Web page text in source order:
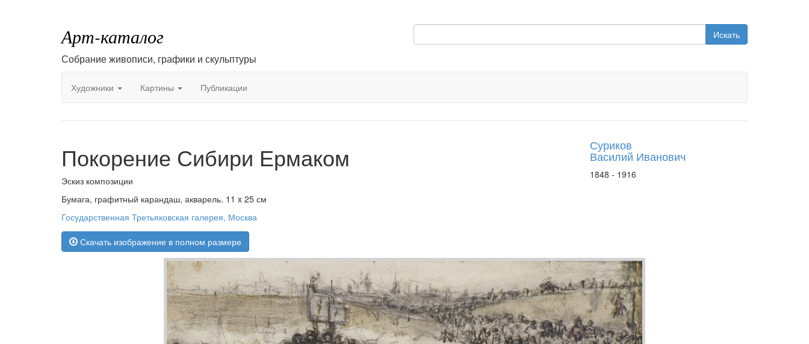
Арт-каталог
Собрание живописи, графики и скульптуры
Искать
Художники Картины Публикации
Покорение Сибири Ермаком
Эскиз композиции
Бумага, графитный карандаш, акварель. 11 x 25 см
Государственная Третьяковская галерея, Москва
Скачать изображение в полном размере
Суриков
Василий Иванович
1848 - 1916